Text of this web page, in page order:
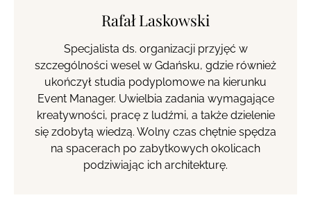
Rafał Laskowski
Specjalista ds. organizacji przyjęć w
szczególności wesel w Gdańsku, gdzie również
ukończył studia podyplomowe na kierunku
Event Manager. Uwielbia zadania wymagające
kreatywności, pracę z ludźmi, a także dzielenie
się zdobytą wiedzą. Wolny czas chętnie spędza
na spacerach po zabytkowych okolicach
podziwiając ich architekturę.